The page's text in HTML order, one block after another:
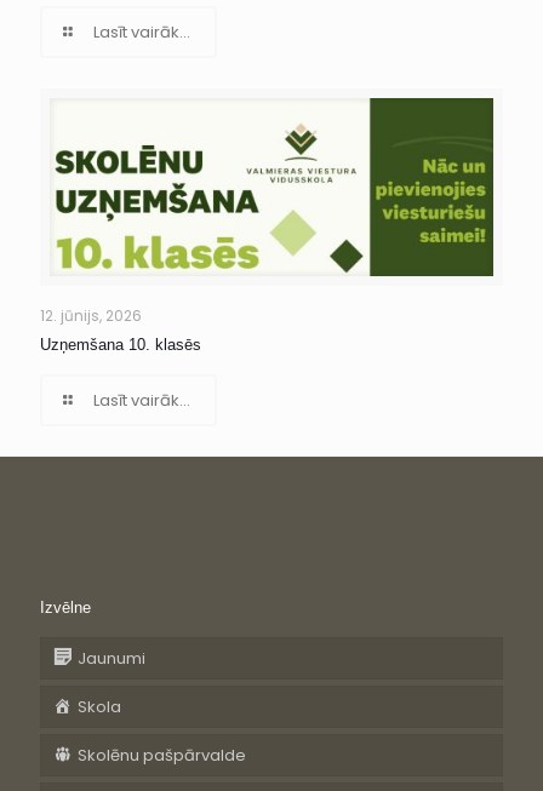
Lasīt vairāk...
12. jūnijs, 2026
Uzņemšana 10. klasēs
Lasīt vairāk...
Izvēlne
Jaunumi
Skola
Skolēnu pašpārvalde